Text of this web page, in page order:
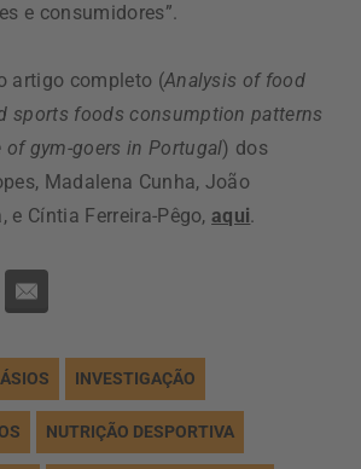
e consumidores”.
artigo completo (Analysis of food
sports foods consumption patterns
of gym-goers in Portugal) dos
Madalena Cunha, João
e Cíntia Ferreira-Pêgo,aqui.
INVESTIGAÇÃO
NUTRIÇÃO DESPORTIVA